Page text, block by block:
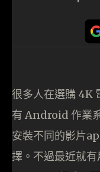
很多人在選購 4K
有 Android 作業
安裝不同的影片
擇。不過最近就